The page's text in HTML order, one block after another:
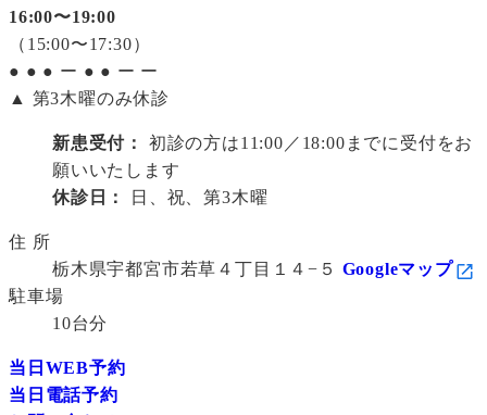
16:00〜19:00
（15:00〜17:30）
● ● ● ー ● ● ー ー
▲ 第3木曜のみ休診
新患受付：
初診の方は11:00／18:00までに受付をお
願いいたします
休診日：
日、祝、第3木曜
住 所
栃木県宇都宮市若草４丁目１４−５ Googleマップ
駐車場
10台分
当日WEB予約
当日電話予約